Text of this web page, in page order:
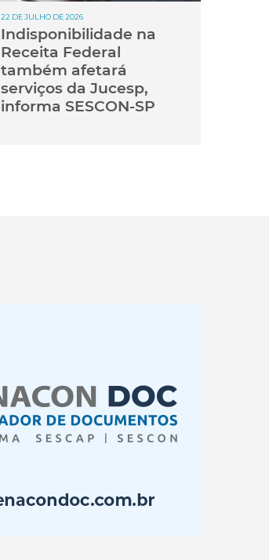
22 DE JULHO DE 2026
Indisponibilidade na
Receita Federal
também afetará
serviços da Jucesp,
informa SESCON-SP